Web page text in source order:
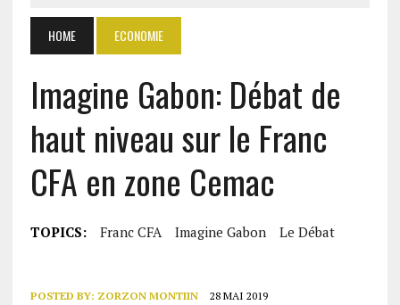
HOME ECONOMIE
Imagine Gabon: Débat de
haut niveau sur le Franc
CFA en zone Cemac
TOPICS: Franc CFA Imagine Gabon Le Débat
POSTED BY: ZORZON MONTIIN 28 MAI 2019